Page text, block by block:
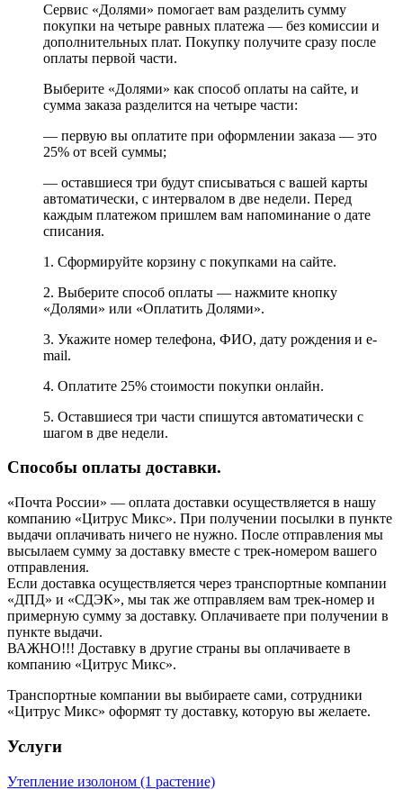
Сервис «Долями» помогает вам разделить сумму
покупки на четыре равных платежа — без комиссии и
дополнительных плат. Покупку получите сразу после
оплаты первой части.
Выберите «Долями» как способ оплаты на сайте, и
сумма заказа разделится на четыре части:
— первую вы оплатите при оформлении заказа — это
25% от всей суммы;
— оставшиеся три будут списываться с вашей карты
автоматически, с интервалом в две недели. Перед
каждым платежом пришлем вам напоминание о дате
списания.
1. Сформируйте корзину с покупками на сайте.
2. Выберите способ оплаты — нажмите кнопку
«Долями» или «Оплатить Долями».
3. Укажите номер телефона, ФИО, дату рождения и e-
mail.
4. Оплатите 25% стоимости покупки онлайн.
5. Оставшиеся три части спишутся автоматически с
шагом в две недели.
Способы оплаты доставки.
«Почта России» — оплата доставки осуществляется в нашу
компанию «Цитрус Микс». При получении посылки в пункте
выдачи оплачивать ничего не нужно. После отправления мы
высылаем сумму за доставку вместе с трек-номером вашего
отправления.
Если доставка осуществляется через транспортные компании
«ДПД» и «СДЭК», мы так же отправляем вам трек-номер и
примерную сумму за доставку. Оплачиваете при получении в
пункте выдачи.
ВАЖНО!!! Доставку в другие страны вы оплачиваете в
компанию «Цитрус Микс».
Транспортные компании вы выбираете сами, сотрудники
«Цитрус Микс» оформят ту доставку, которую вы желаете.
Услуги
Утепление изолоном (1 растение)